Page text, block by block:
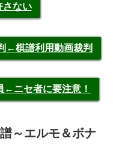
さない
←棋譜利用動画裁判
←ニセ者に要注意！
～エルモ＆ボナ